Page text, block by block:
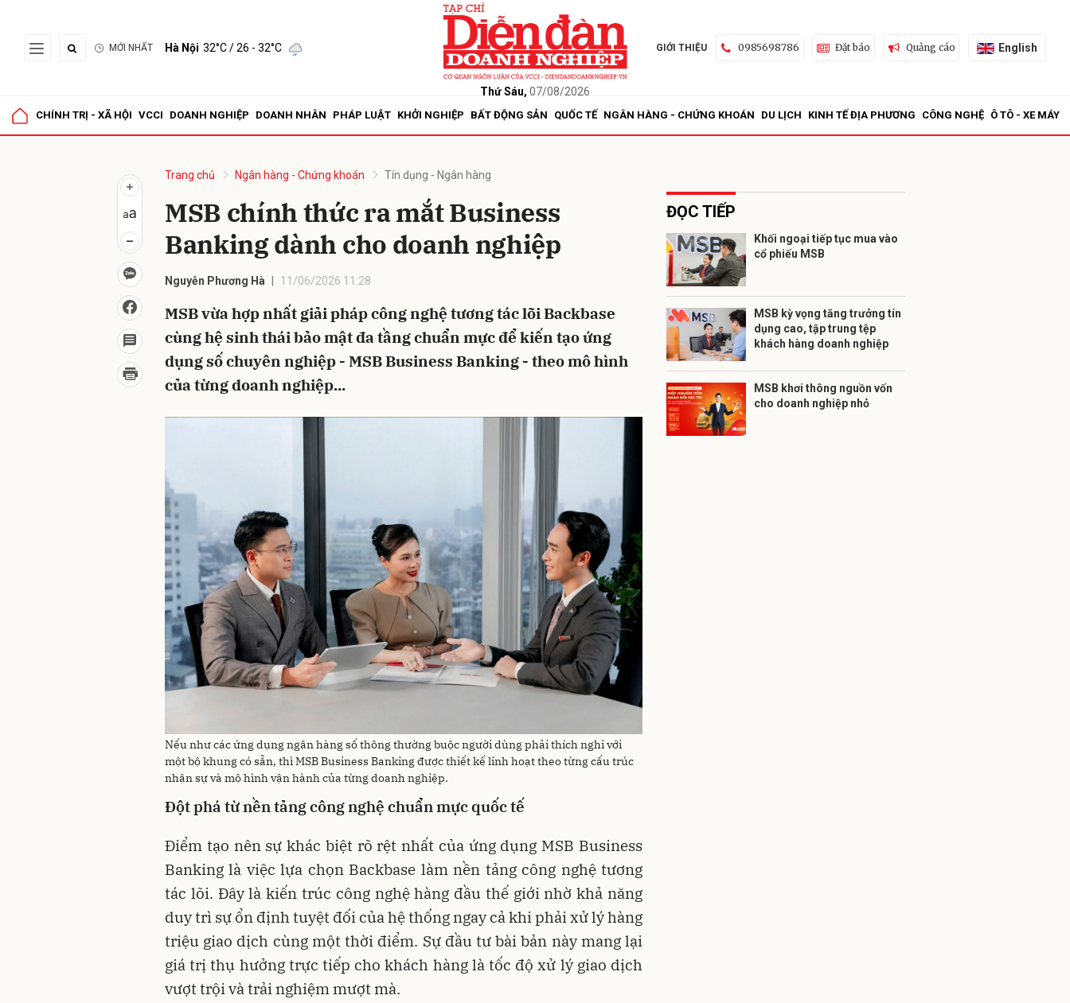
MỚI NHẤT Hà Nội 32°C/ 26 - 32°C
Thứ Sáu, 07/08/2026
GIỚI THIỆU 0985698786 Đặt báo Quảng cáo English
CHÍNH TRỊ - XÃ HỘI VCCI DOANH NGHIỆP DOANH NHÂN PHÁP LUẬT KHỞI NGHIỆP BẤT ĐỘNG SẢN QUỐC TẾ NGÂN HÀNG - CHỨNG KHOÁN DU LỊCH KINH TẾ ĐỊA PHƯƠNG CÔNG NGHỆ Ô TÔ - XE MÁY
Trang chủ Ngân hàng - Chứng khoán Tín dụng - Ngân hàng
MSB chính thức ra mắt Business
Banking dành cho doanh nghiệp
Nguyễn Phương Hà 11/06/2026 11:28
MSB vừa hợp nhất giải pháp công nghệ tương tác lõi Backbase
cùng hệ sinh thái bảo mật đa tầng chuẩn mực để kiến tạo ứng
dụng số chuyên nghiệp - MSB Business Banking - theo mô hình
của từng doanh nghiệp...
Nếu như các ứng dụng ngân hàng số thông thường buộc người dùng phải thích nghi với
một bộ khung có sẵn, thì MSB Business Banking được thiết kế linh hoạt theo từng cấu trúc
nhân sự và mô hình vận hành của từng doanh nghiệp.
Đột phá từ nền tảng công nghệ chuẩn mực quốc tế
Điểm tạo nên sự khác biệt rõ rệt nhất của ứng dụng MSB Business
Banking là việc lựa chọn Backbase làm nền tảng công nghệ tương
tác lõi. Đây là kiến trúc công nghệ hàng đầu thế giới nhờ khả năng
duy trì sự ổn định tuyệt đối của hệ thống ngay cả khi phải xử lý hàng
triệu giao dịch cùng một thời điểm. Sự đầu tư bài bản này mang lại
giá trị thụ hưởng trực tiếp cho khách hàng là tốc độ xử lý giao dịch
vượt trội và trải nghiệm mượt mà.
ĐỌC TIẾP
Khối ngoại tiếp tục mua vào
cổ phiếu MSB
MSB kỳ vọng tăng trưởng tín
dụng cao, tập trung tệp
khách hàng doanh nghiệp
MSB khơi thông nguồn vốn
cho doanh nghiệp nhỏ
Gửi